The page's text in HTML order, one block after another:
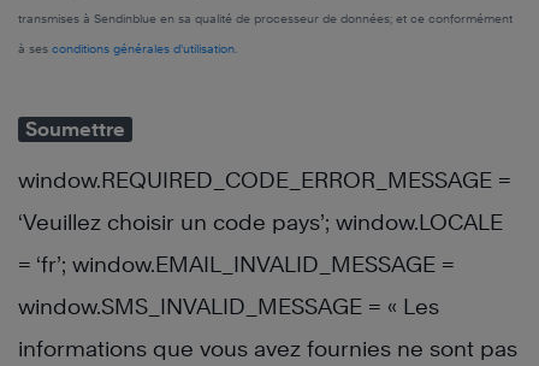
transmises à Sendinblue en sa qualité de processeur de données; et ce conformément
à ses conditions générales d’utilisation
Soumettre
window.REQUIRED_CODE_ERROR_MESSAGE =
‘Veuillez choisir un code pays’; window.LOCALE
= ‘fr’; window.EMAIL_INVALID_MESSAGE =
window.SMS_INVALID_MESSAGE = « Les
informations que vous avez fournies ne sont pas